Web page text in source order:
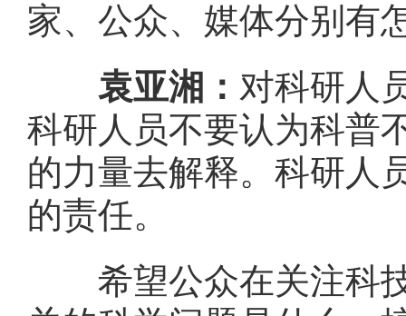
家、公众、媒体分别有
袁亚湘： 对科研人
科研人员不要认为科普
的力量去解释。科研人
的责任。
希望公众在关注科技